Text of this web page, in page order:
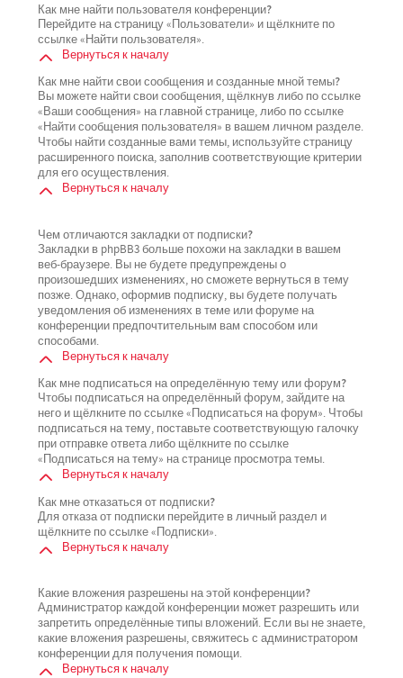
Как мне найти пользователя конференции?
Перейдите на страницу «Пользователи» и щёлкните по
ссылке «Найти пользователя».
Вернуться к началу
Как мне найти свои сообщения и созданные мной темы?
Вы можете найти свои сообщения, щёлкнув либо по ссылке
«Ваши сообщения» на главной странице, либо по ссылке
«Найти сообщения пользователя» в вашем личном разделе.
Чтобы найти созданные вами темы, используйте страницу
расширенного поиска, заполнив соответствующие критерии
для его осуществления.
Вернуться к началу
Чем отличаются закладки от подписки?
Закладки в phpBB3 больше похожи на закладки в вашем
веб-браузере. Вы не будете предупреждены о
произошедших изменениях, но сможете вернуться в тему
позже. Однако, оформив подписку, вы будете получать
уведомления об изменениях в теме или форуме на
конференции предпочтительным вам способом или
способами.
Вернуться к началу
Как мне подписаться на определённую тему или форум?
Чтобы подписаться на определённый форум, зайдите на
него и щёлкните по ссылке «Подписаться на форум». Чтобы
подписаться на тему, поставьте соответствующую галочку
при отправке ответа либо щёлкните по ссылке
«Подписаться на тему» на странице просмотра темы.
Вернуться к началу
Как мне отказаться от подписки?
Для отказа от подписки перейдите в личный раздел и
щёлкните по ссылке «Подписки».
Вернуться к началу
Какие вложения разрешены на этой конференции?
Администратор каждой конференции может разрешить или
запретить определённые типы вложений. Если вы не знаете,
какие вложения разрешены, свяжитесь с администратором
конференции для получения помощи.
Вернуться к началу